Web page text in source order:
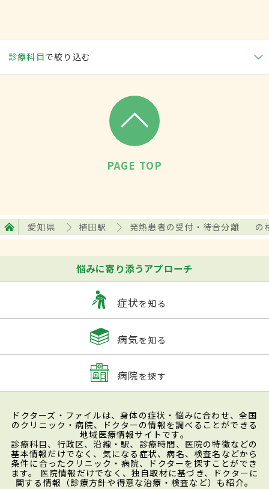
診療科目で絞り込む
PAGE TOP
愛知県 植田駅 発熱患者の受付・待合分離 の
悩みに寄り添うアプローチ
症状を知る
病気を知る
病院を探す
ドクターズ・ファイルは、身体の症状・悩みに合わせ、全国
のクリニック・病院、ドクターの情報を調べることができる
地域医療情報サイトです。
診療科目、行政区、沿線・駅、診療時間、医院の特徴などの
基本情報だけでなく、気になる症状、病名、検査名などから
条件に合ったクリニック・病院、ドクターを探すことができ
ます。 医院情報だけでなく、独自取材に基づき、ドクターに
関する情報（診療方針や得意な治療・検査など）も紹介。